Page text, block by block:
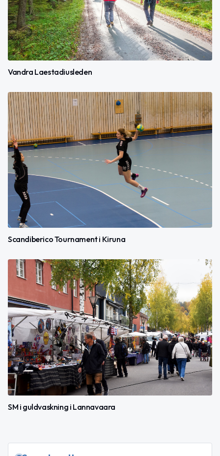
Vandra Laestadiusleden
Scandiberico Tournament i Kiruna
SM i guldvaskning i Lannavaara